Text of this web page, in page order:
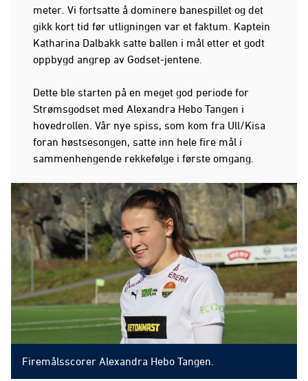
meter. Vi fortsatte å dominere banespillet og det
gikk kort tid før utligningen var et faktum. Kaptein
Katharina Dalbakk satte ballen i mål etter et godt
oppbygd angrep av Godset-jentene.
Dette ble starten på en meget god periode for
Strømsgodset med Alexandra Hebo Tangen i
hovedrollen. Vår nye spiss, som kom fra Ull/Kisa
foran høstsesongen, satte inn hele fire mål i
sammenhengende rekkefølge i første omgang.
Firemålsscorer Alexandra Hebo Tangen.